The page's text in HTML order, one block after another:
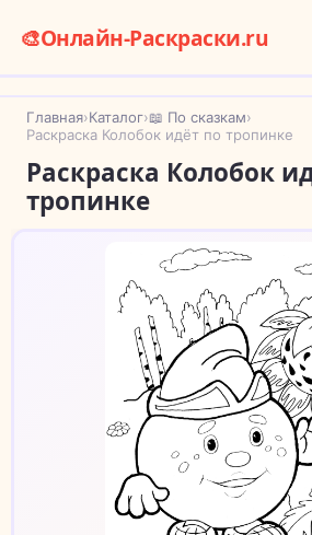
🎨Онлайн-Раскраски.ru
Главная›Каталог›📖 По сказкам›
Раскраска Колобок идёт по тропинке
Раскраска Колобок
тропинке